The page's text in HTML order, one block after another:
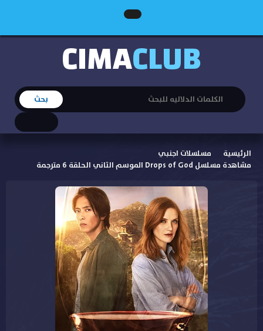
CIMACLUB
الرئيسية
مسلسلات اجنبي
مشاهدة مسلسل Drops of God الموسم الثاني الحلقة 6 مترجمة